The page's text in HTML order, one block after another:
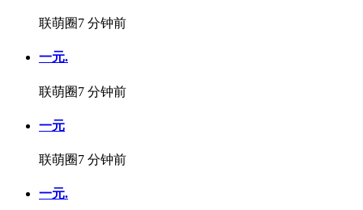
联萌圈7 分钟前
一元.
联萌圈7 分钟前
一元
联萌圈7 分钟前
一元.